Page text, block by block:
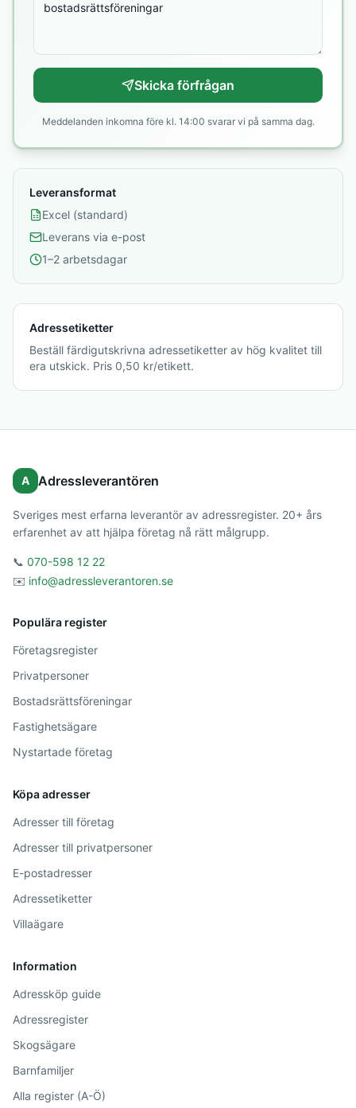
Skicka förfrågan
Meddelanden inkomna före kl. 14:00 svarar vi på samma dag.
Leveransformat
Excel (standard)
Leverans via e-post
1–2 arbetsdagar
Adressetiketter
Beställ färdigutskrivna adressetiketter av hög kvalitet till
era utskick. Pris 0,50 kr/etikett.
A Adressleverantören
Sveriges mest erfarna leverantör av adressregister. 20+ års
erfarenhet av att hjälpa företag nå rätt målgrupp.
📞 070-598 12 22
✉️ info@adressleverantoren.se
Populära register
Företagsregister
Privatpersoner
Bostadsrättsföreningar
Fastighetsägare
Nystartade företag
Köpa adresser
Adresser till företag
Adresser till privatpersoner
E-postadresser
Adressetiketter
Villaägare
Information
Adressköp guide
Adressregister
Skogsägare
Barnfamiljer
Alla register (A-Ö)